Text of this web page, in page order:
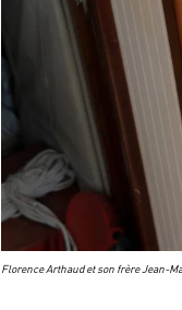
Florence Arthaud et son frère Jean-